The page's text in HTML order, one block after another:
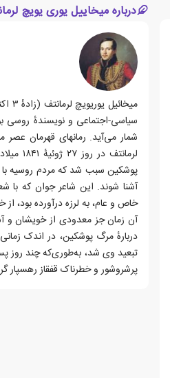
درباره میخاییل یوری یویچ
سیاسی-اجتماعی و نویسندهٔ روسی
شمار می‌آید. رمانهای قهرمان عصر
پوشکین سبب شد که مردم روسیه
آشنا شوند. این شاعر جوان که با
خاص و عام، به لرزه درآورده بود،
آن زمان جز معدودی از خویشان و
دربارهٔ مرگ پوشکین، در اندک
تبعید وی شد، به‌طوری‌که چند روز پس
پرشروشور و خطرناک قفقاز رهسپار